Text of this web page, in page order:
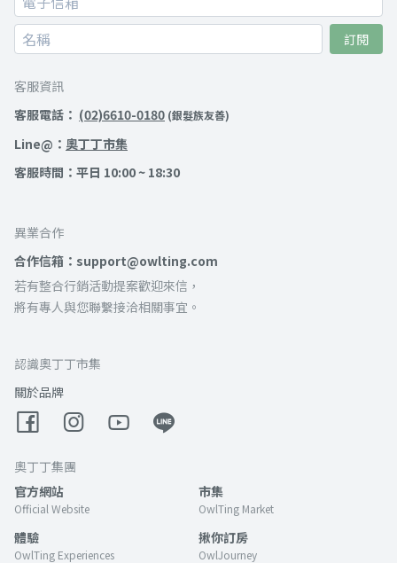
訂閱
客服資訊
客服電話： (02)6610-0180 (銀髮族友善)
Line@： 奧丁丁市集
客服時間：平日 10:00 ~ 18:30
異業合作
合作信箱：support@owlting.com
若有整合行銷活動提案歡迎來信，
將有專人與您聯繫接洽相關事宜。
認識奧丁丁市集
關於品牌
奧丁丁集團
官方網站
Official Website
市集
OwlTing Market
體驗
OwlTing Experiences
揪你訂房
OwlJourney